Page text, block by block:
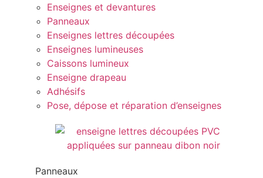
Enseignes et devantures
Panneaux
Enseignes lettres découpées
Enseignes lumineuses
Caissons lumineux
Enseigne drapeau
Adhésifs
Pose, dépose et réparation d’enseignes
Panneaux